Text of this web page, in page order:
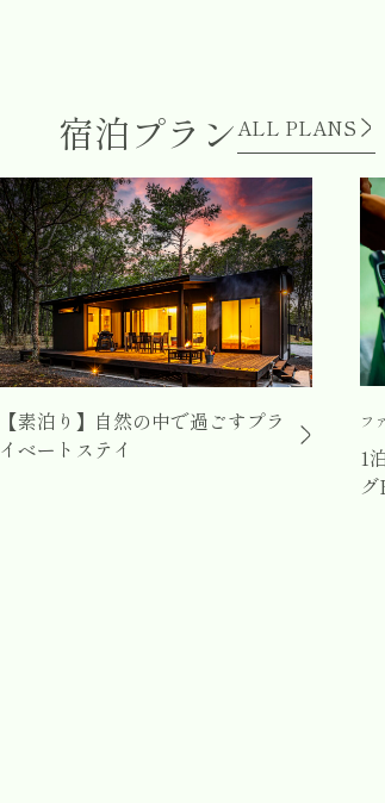
宿泊プランALL PLANS
【素泊り】自然の中で過ごすプラ
イベートステイ
フ
1